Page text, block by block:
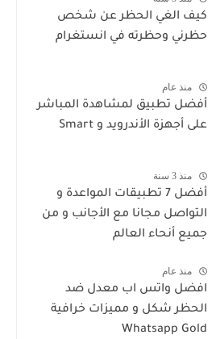
كيف الغي الحظر عن شخص
حظرني وحظرته في انستغرام
منذ عام
أفضل تطبيق لمشاهدة المباشر
على أجهزة الأندرويد و Smart
منذ 3 سنة
أفضل 7 تطبيقات المواعدة و
التواصل مجانا مع الأجانب و من
جميع أنحاء العالم
منذ عام
افضل واتس اب معدل ضد
الحظر شكل و مميزات خرافية
Whatsapp Gold